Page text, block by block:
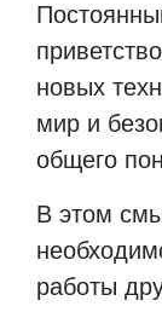
новых
мир и
общего
В этом
работы